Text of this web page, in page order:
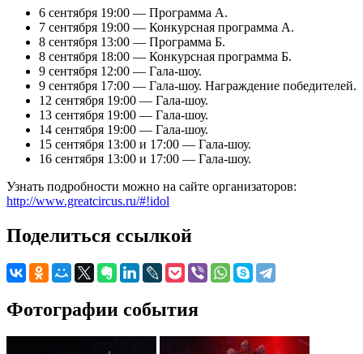
6 сентября 19:00 — Программа А.
7 сентября 19:00 — Конкурсная программа А.
8 сентября 13:00 — Программа Б.
8 сентября 18:00 — Конкурсная программа Б.
9 сентября 12:00 — Гала-шоу.
9 сентября 17:00 — Гала-шоу. Награждение победителей.
12 сентября 19:00 — Гала-шоу.
13 сентября 19:00 — Гала-шоу.
14 сентября 19:00 — Гала-шоу.
15 сентября 13:00 и 17:00 — Гала-шоу.
16 сентября 13:00 и 17:00 — Гала-шоу.
Узнать подробности можно на сайте организаторов:
http://www.greatcircus.ru/#!idol
Поделиться ссылкой
Фотографии события